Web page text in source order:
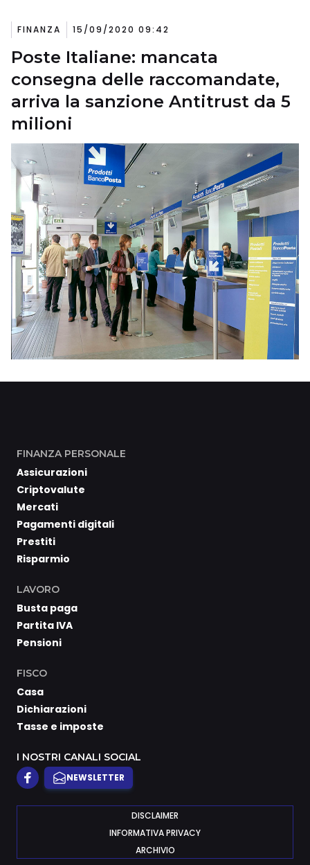
FINANZA 15/09/2020 09:42
Poste Italiane: mancata
consegna delle raccomandate,
arriva la sanzione Antitrust da 5
milioni
FINANZA PERSONALE
Assicurazioni
Criptovalute
Mercati
Pagamenti digitali
Prestiti
Risparmio
LAVORO
Busta paga
Partita IVA
Pensioni
FISCO
Casa
Dichiarazioni
Tasse e imposte
I NOSTRI CANALI SOCIAL
NEWSLETTER
DISCLAIMER
INFORMATIVA PRIVACY
ARCHIVIO